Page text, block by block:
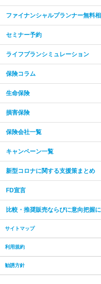
ファイナンシャルプランナー無料
セミナー予約
ライフプランシミュレーション
保険コラム
生命保険
損害保険
保険会社一覧
キャンペーン一覧
新型コロナに関する支援策まとめ
FD宣言
比較・推奨販売ならびに意向把握
サイトマップ
利用規約
勧誘方針